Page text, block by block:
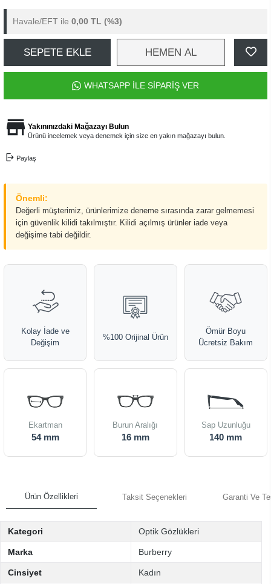
Havale/EFT ile 0,00 TL (%3)
SEPETE EKLE HEMEN AL
WHATSAPP İLE SİPARİŞ VER
Yakınınızdaki Mağazayı Bulun
Ürünü incelemek veya denemek için size en yakın mağazayı bulun.
Paylaş
Önemli:
Değerli müşterimiz, ürünlerimize deneme sırasında zarar gelmemesi
için güvenlik kilidi takılmıştır. Kilidi açılmış ürünler iade veya
değişime tabi değildir.
Kolay İade ve
Değişim
%100 Orijinal Ürün
Ömür Boyu
Ücretsiz Bakım
Ekartman
54 mm
Burun Aralığı
16 mm
Sap Uzunluğu
140 mm
Ürün Özellikleri Taksit Seçenekleri Garanti Ve
Kategori Optik Gözlükleri
Marka Burberry
Cinsiyet Kadın